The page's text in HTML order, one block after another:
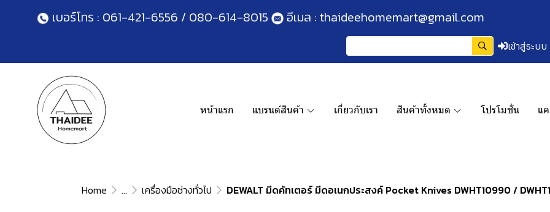
เบอร์โทร : 061-421-6556 / 080-614-8015 อีเมล : thaideehomemart@gmail.com
เข้าสู่ระบบ
หน้าแรก แบรนด์สินค้า เกี่ยวกับเรา สินค้าทั้งหมด โปรโมชั่น แ
Home ... เครื่องมือช่างทั่วไป DEWALT มีดคัทเตอร์ มีดอเนกประสงค์ Pocket Knives DWHT10990 /